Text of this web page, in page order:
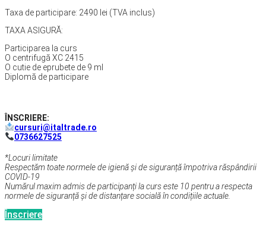
Taxa de participare: 2490 lei (TVA inclus)
TAXA ASIGURĂ:
Participarea la curs
O centrifugă XC 2415
O cutie de eprubete de 9 ml
Diplomă de participare
ÎNSCRIERE:
cursuri@italtrade.ro
0736627525
*Locuri limitate
Respectăm toate normele de igienă și de siguranță împotriva răspândirii
COVID-19
Numărul maxim admis de participanți la curs este 10 pentru a respecta
normele de siguranță și de distanțare socială în condițiile actuale.
Înscriere